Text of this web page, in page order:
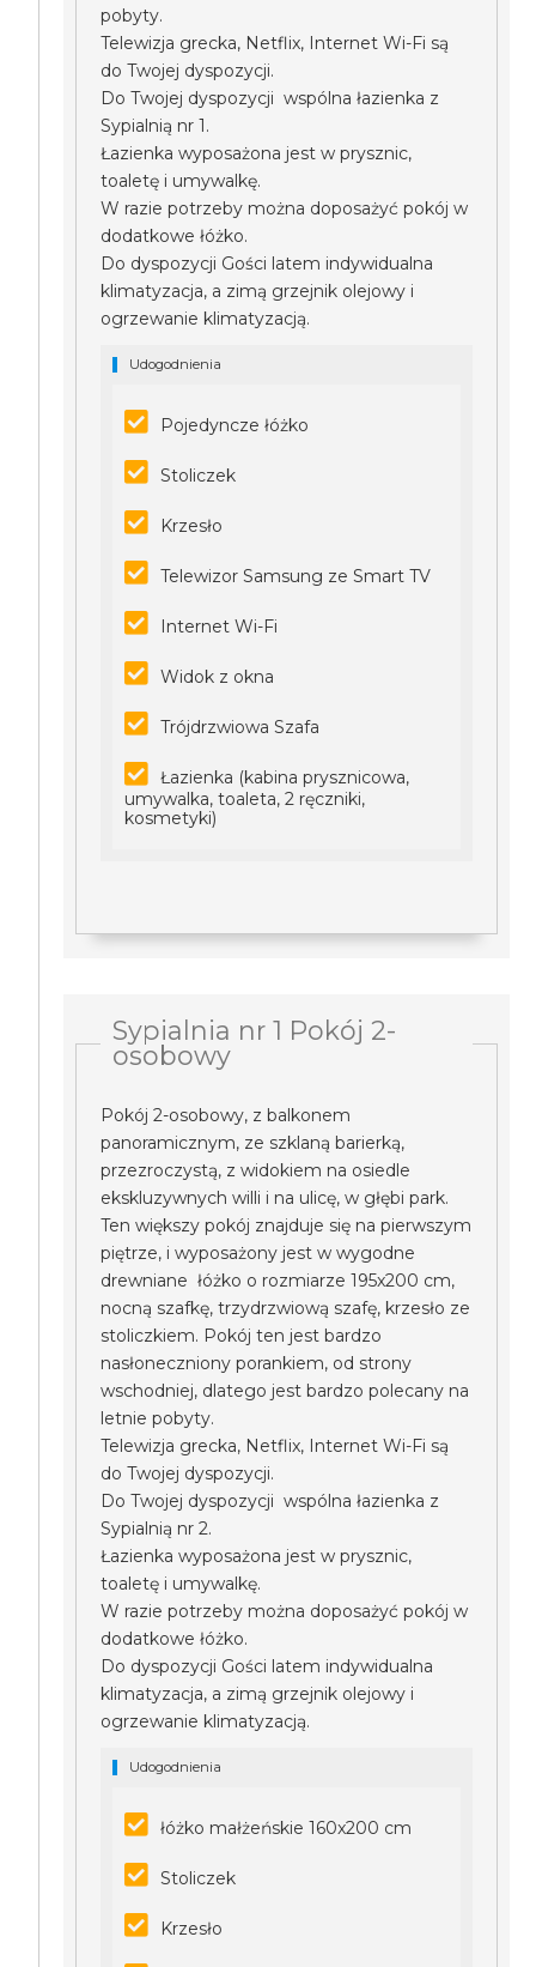
pobyty.
Telewizja grecka, Netflix, Internet Wi-Fi są
do Twojej dyspozycji.
Do Twojej dyspozycji wspólna łazienka z
Sypialnią nr 1.
Łazienka wyposażona jest w prysznic,
toaletę i umywalkę.
W razie potrzeby można doposażyć pokój w
dodatkowe łóżko.
Do dyspozycji Gości latem indywidualna
klimatyzacja, a zimą grzejnik olejowy i
ogrzewanie klimatyzacją.
Udogodnienia
Pojedyncze łóżko
Stoliczek
Krzesło
Telewizor Samsung ze Smart TV
Internet Wi-Fi
Widok z okna
Trójdrzwiowa Szafa
Łazienka (kabina prysznicowa,
umywalka, toaleta, 2 ręczniki,
kosmetyki)
Sypialnia nr 1 Pokój 2-
osobowy
Pokój 2-osobowy, z balkonem
panoramicznym, ze szklaną barierką,
przezroczystą, z widokiem na osiedle
ekskluzywnych willi i na ulicę, w głębi park.
Ten większy pokój znajduje się na pierwszym
piętrze, i wyposażony jest w wygodne
drewniane łóżko o rozmiarze 195x200 cm,
nocną szafkę, trzydrzwiową szafę, krzesło ze
stoliczkiem. Pokój ten jest bardzo
nasłoneczniony porankiem, od strony
wschodniej, dlatego jest bardzo polecany na
letnie pobyty.
Telewizja grecka, Netflix, Internet Wi-Fi są
do Twojej dyspozycji.
Do Twojej dyspozycji wspólna łazienka z
Sypialnią nr 2.
Łazienka wyposażona jest w prysznic,
toaletę i umywalkę.
W razie potrzeby można doposażyć pokój w
dodatkowe łóżko.
Do dyspozycji Gości latem indywidualna
klimatyzacja, a zimą grzejnik olejowy i
ogrzewanie klimatyzacją.
Udogodnienia
łóżko małżeńskie 160x200 cm
Stoliczek
Krzesło